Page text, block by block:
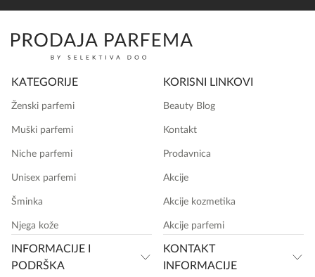
KATEGORIJE
Ženski parfemi
Muški parfemi
Niche parfemi
Unisex parfemi
Šminka
Njega kože
KORISNI LINKOVI
Beauty Blog
Kontakt
Prodavnica
Akcije
Akcije kozmetika
Akcije parfemi
INFORMACIJE I
PODRŠKA
KONTAKT
INFORMACIJE